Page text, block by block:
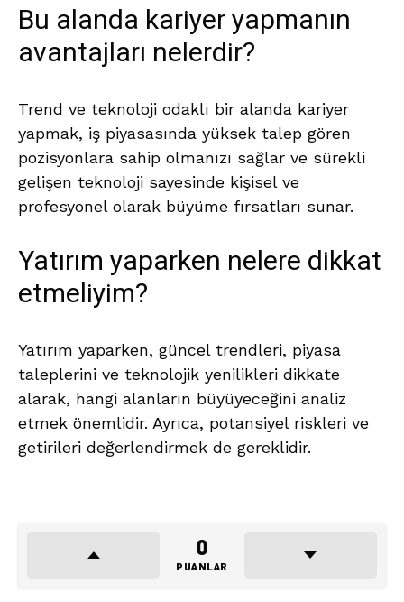
Bu alanda kariyer yapmanın
avantajları nelerdir?
Trend ve teknoloji odaklı bir alanda kariyer
yapmak, iş piyasasında yüksek talep gören
pozisyonlara sahip olmanızı sağlar ve sürekli
gelişen teknoloji sayesinde kişisel ve
profesyonel olarak büyüme fırsatları sunar.
Yatırım yaparken nelere dikkat
etmeliyim?
Yatırım yaparken, güncel trendleri, piyasa
taleplerini ve teknolojik yenilikleri dikkate
alarak, hangi alanların büyüyeceğini analiz
etmek önemlidir. Ayrıca, potansiyel riskleri ve
getirileri değerlendirmek de gereklidir.
0
PUANLAR